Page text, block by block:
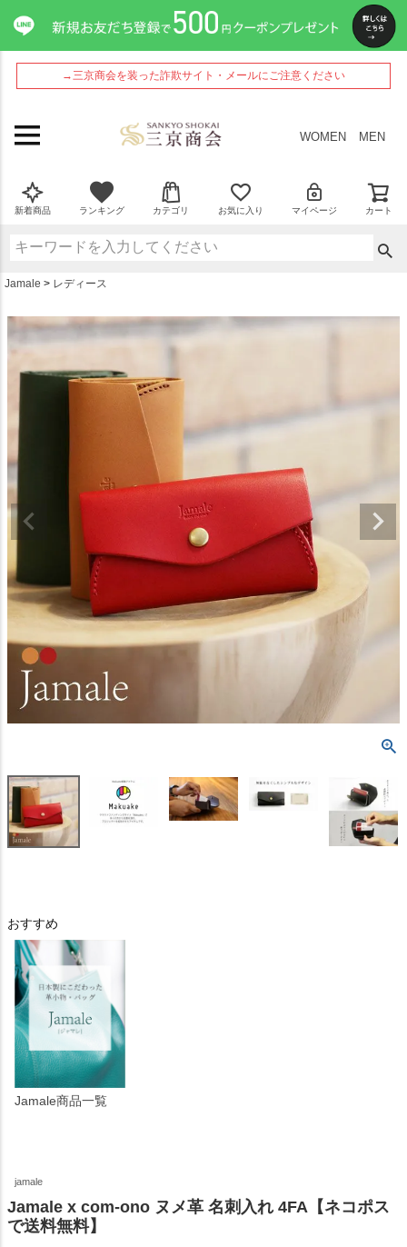
→三京商会を装った詐欺サイト・メールにご注意ください
WOMEN MEN
新着商品 ランキング カテゴリ お気に入り マイページ カート
Jamale レディース
おすすめ
Jamale商品一覧
jamale
Jamale x com-ono ヌメ革 名刺入れ 4FA【ネコポス
で送料無料】
ペー
ジト
ップ
へ